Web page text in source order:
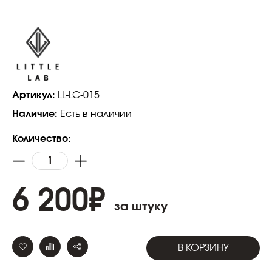
Артикул: LL-LC-015
Наличие: Есть в наличии
Количество:
6 200₽ за штуку
В КОРЗИНУ